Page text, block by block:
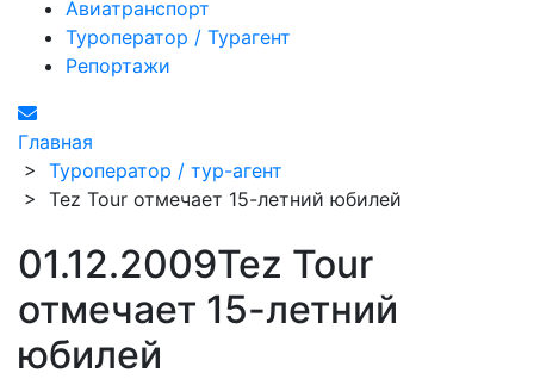
Авиатранспорт
Туроператор / Турагент
Репортажи
Главная
> Туроператор / тур-агент
> Tez Tour отмечает 15-летний юбилей
01.12.2009Tez Tour
отмечает 15-летний
юбилей